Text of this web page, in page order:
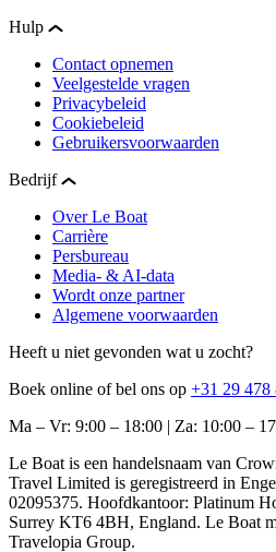
Hulp
Contact opnemen
Veelgestelde vragen
Privacybeleid
Cookiebeleid
Gebruikersvoorwaarden
Bedrijf
Over Le Boat
Carrière
Persbureau
Media- & AI-data
Wordt onze partner
Algemene voorwaarden
Heeft u niet gevonden wat u zocht?
Boek online of bel ons op +31 29 478
Ma – Vr: 9:00 – 18:00 | Za: 10:00 –
Le Boat is een handelsnaam van
Travel Limited is geregistreerd in
02095375. Hoofdkantoor: Platinum
Surrey KT6 4BH, England. Le Boat
Travelopia Group.